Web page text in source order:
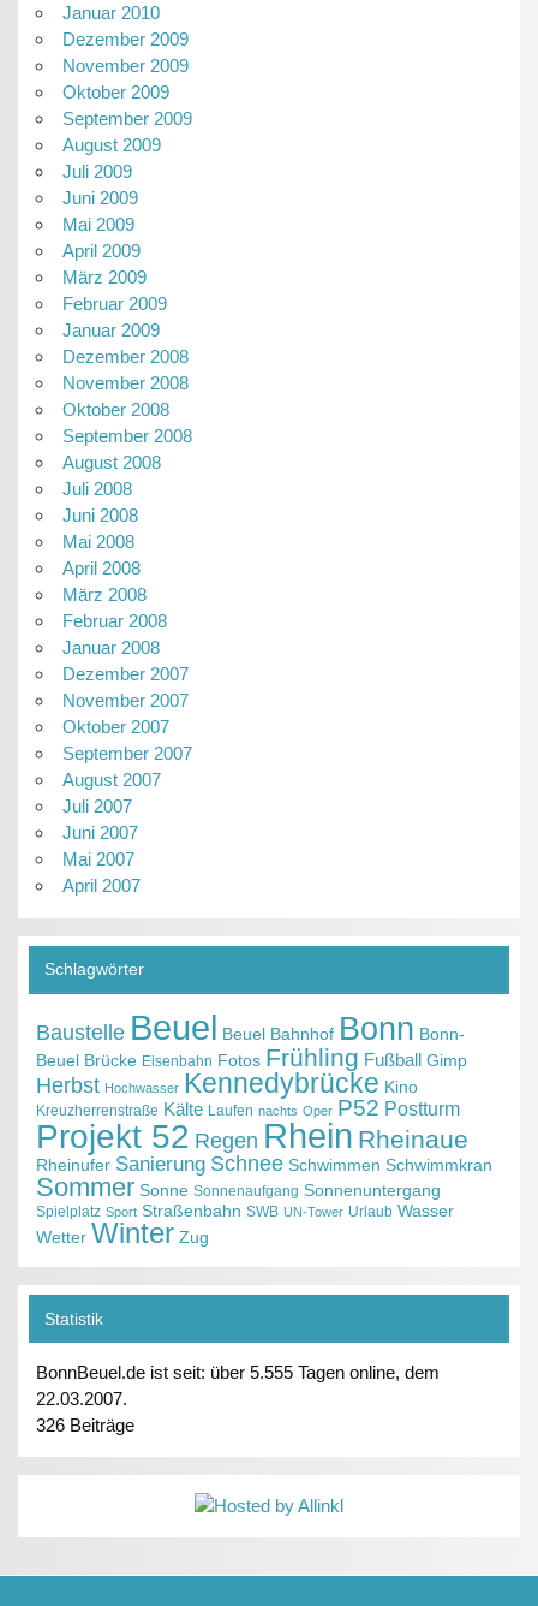
Januar 2010
Dezember 2009
November 2009
Oktober 2009
September 2009
August 2009
Juli 2009
Juni 2009
Mai 2009
April 2009
März 2009
Februar 2009
Januar 2009
Dezember 2008
November 2008
Oktober 2008
September 2008
August 2008
Juli 2008
Juni 2008
Mai 2008
April 2008
März 2008
Februar 2008
Januar 2008
Dezember 2007
November 2007
Oktober 2007
September 2007
August 2007
Juli 2007
Juni 2007
Mai 2007
April 2007
Schlagwörter
Baustelle Beuel Beuel Bahnhof Bonn Bonn-
Beuel Brücke Eisenbahn Fotos Frühling Fußball Gimp
Herbst Hochwasser Kennedybrücke Kino
Kreuzherrenstraße Kälte Laufen nachts Oper P52 Postturm
Projekt 52 Regen Rhein Rheinaue
Rheinufer Sanierung Schnee Schwimmen Schwimmkran
Sommer Sonne Sonnenaufgang Sonnenuntergang
Spielplatz Sport Straßenbahn SWB UN-Tower Urlaub Wasser
Wetter Winter Zug
Statistik
BonnBeuel.de ist seit: über 5.555 Tagen online, dem
22.03.2007.
326 Beiträge